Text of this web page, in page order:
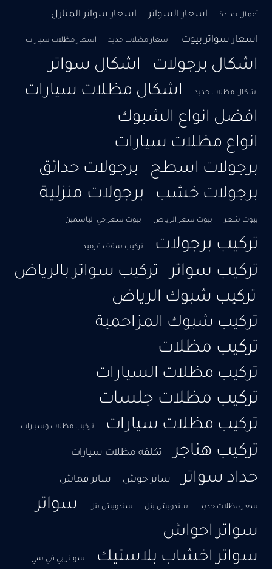
أعمال حدادة اسعار السواتر اسعار سواتر المنازل
اسعار سواتر بيوت اسعار مظلات جديد اسعار مظلات سيارات
اشكال برجولات اشكال سواتر
اشكال مظلات حديد
اشكال مظلات سيارات
افضل انواع الشبوك
انواع مظلات سيارات
برجولات اسطح
برجولات حدائق
برجولات خشب
برجولات منزلية
بيوت شعر بيوت شعر الرياض بيوت شعر حي الياسمين
تركيب برجولات تركيب سقف قرميد
تركيب سواتر
تركيب سواتر بالرياض
تركيب شبوك الرياض
تركيب شبوك المزاحمية
تركيب مظلات
تركيب مظلات السيارات
تركيب مظلات جلسات
تركيب مظلات سيارات تركيب مظلات وسيارات
تركيب هناجر تكلفه مظلات سيارات
حداد سواتر ساتر حوش ساتر قماش
سعر مظلات حديد سندويش بنل سندويش بنل سواتر
سواتر احواش
سواتر اخشاب بلاستيك
سواتر بي في سي